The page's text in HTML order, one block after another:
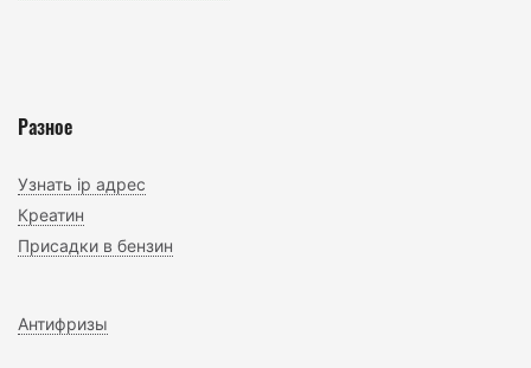
Разное
Узнать ip адрес
Креатин
Присадки в бензин
Антифризы